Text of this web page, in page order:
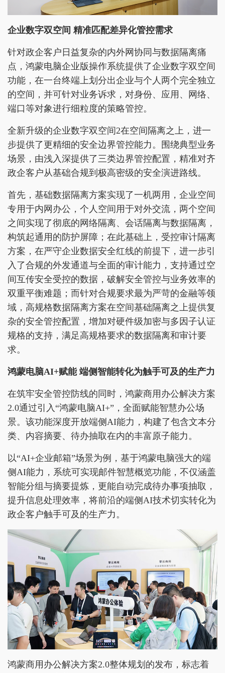
企业数字双空间 精准匹配差异化管控需求
针对政企客户日益复杂的内外网协同与数据隔离痛
点，鸿蒙电脑企业版操作系统提供了企业数字双空间
功能，在一台终端上划分出企业与个人两个完全独立
的空间，并可针对业务诉求，对身份、应用、网络、
端口等对象进行细粒度的策略管控。
全新升级的企业数字双空间2在空间隔离之上，进一
步提供了更精细的安全边界管控能力。围绕典型业务
场景，由浅入深提供了三类边界管控配置，精准对齐
政企客户从基础合规到极高密级的安全演进路线。
首先，基础数据隔离方案实现了一机两用，企业空间
专用于内网办公，个人空间用于对外交流，两个空间
之间实现了彻底的网络隔离、会话隔离与数据隔离，
构筑起通用的防护屏障；在此基础上，受控审计隔离
方案，在严守企业数据安全红线的前提下，进一步引
入了合规的外发通道与全面的审计能力，支持通过空
间互传安全受控的数据，破解安全管控与业务效率的
双重平衡难题；而针对合规要求最为严苛的金融等领
域，高规格数据隔离方案在空间基础隔离之上提供复
杂的安全管控配置，增加对硬件级加密与多因子认证
规格的支持，满足高规格要求的数据隔离和审计要
求。
鸿蒙电脑AI+赋能 端侧智能转化为触手可及的生产力
在筑牢安全管控防线的同时，鸿蒙商用办公解决方案
2.0通过引入“鸿蒙电脑AI+”，全面赋能智慧办公场
景。该功能深度开放端侧AI能力，构建了包含文本分
类、内容摘要、待办抽取在内的丰富原子能力。
以“AI+企业邮箱”场景为例，基于鸿蒙电脑强大的端
侧AI能力，系统可实现邮件智慧概览功能，不仅涵盖
智能分组与摘要提炼，更能自动完成待办事项抽取，
提升信息处理效率，将前沿的端侧AI技术切实转化为
政企客户触手可及的生产力。
鸿蒙商用办公解决方案2.0整体规划的发布，标志着